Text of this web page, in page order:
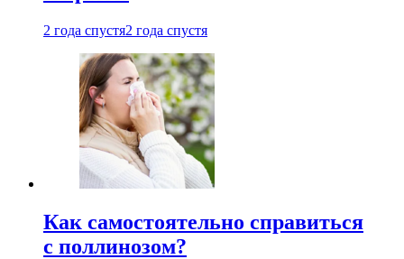
2 года спустя2 года спустя
Как самостоятельно справиться
с поллинозом?